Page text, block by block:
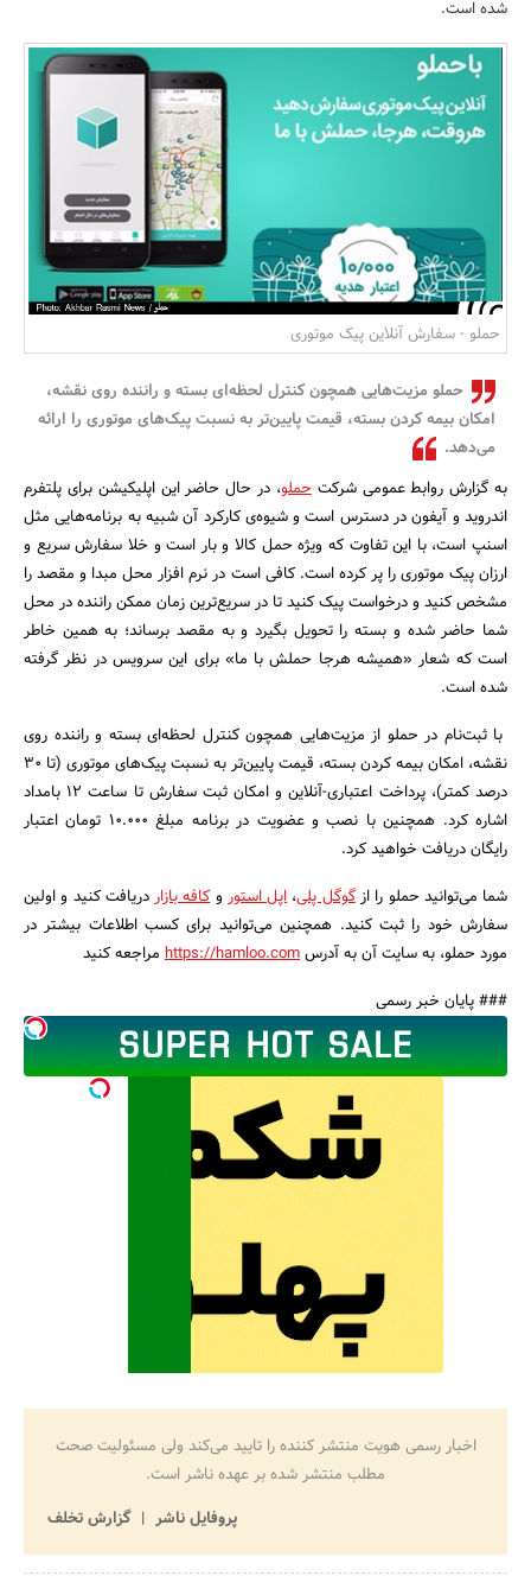
مسکن و ساختمان
شده است.
حملو - سفارش آنلاین پیک موتوری
حملو مزیت‌هایی همچون کنترل لحظه‌ای بسته و راننده روی نقشه،
امکان بیمه کردن بسته، قیمت پایین‌تر به نسبت پیک‌های موتوری را ارائه
می‌دهد.
به گزارش روابط عمومی شرکتحملو، در حال حاضر این اپلیکیشن برای پلتفرم
اندروید و آیفون در دسترس است و شیوه‌ی کارکرد آن شبیه به برنامه‌هایی مثل
اسنپ است، با این تفاوت که ویژه حمل کالا و بار است و خلا سفارش سریع و
ارزان پیک موتوری را پر کرده است. کافی است در نرم افزار محل مبدا و مقصد را
مشخص کنید و درخواست پیک کنید تا در سریع‌ترین زمان ممکن راننده در محل
شما حاضر شده و بسته را تحویل بگیرد و به مقصد برساند؛ به همین خاطر
است که شعار‌ «همیشه هرجا حملش با ما» برای این سرویس در نظر گرفته
شده است.
با ثبت‌نام در حملو از مزیت‌هایی همچون کنترل لحظه‌ای بسته و راننده روی
نقشه، امکان بیمه کردن بسته، قیمت پایین‌تر به نسبت پیک‌های موتوری (تا ۳۰
درصد کمتر)، پرداخت اعتباری-آنلاین و امکان ثبت سفارش تا ساعت ۱۲ بامداد
اشاره کرد. همچنین با نصب و عضویت در برنامه مبلغ ۱۰.۰۰۰ تومان اعتبار
رایگان دریافت خواهید کرد.
شما می‌توانید حملو را ازگوگل پلی،اپل استوروکافه بازاردریافت کنید و اولین
سفارش خود را ثبت کنید. همچنین می‌توانید برای کسب اطلاعات بیشتر در
مورد حملو، به سایت آن به آدرسhttps://hamloo.com مراجعه کنید
### پایان خبر رسمی
اخبار رسمی هویت منتشر کننده را تایید می‌کند ولی مسئولیت صحت
مطلب منتشر شده بر عهده ناشر است.
پروفایل ناشر
گزارش تخلف